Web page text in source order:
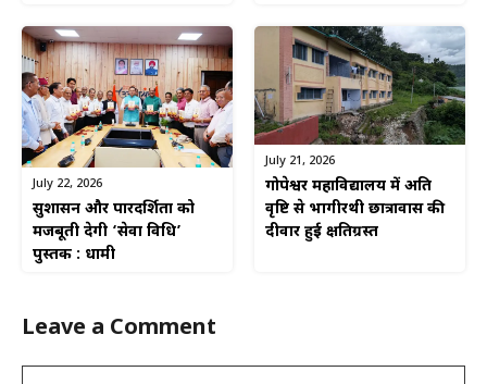
July 22, 2026
सुशासन और पारदर्शिता को
मजबूती देगी ‘सेवा विधि’
पुस्तक : धामी
July 21, 2026
गोपेश्वर महाविद्यालय में अति
वृष्टि से भागीरथी छात्रावास की
दीवार हुई क्षतिग्रस्त
Leave a Comment